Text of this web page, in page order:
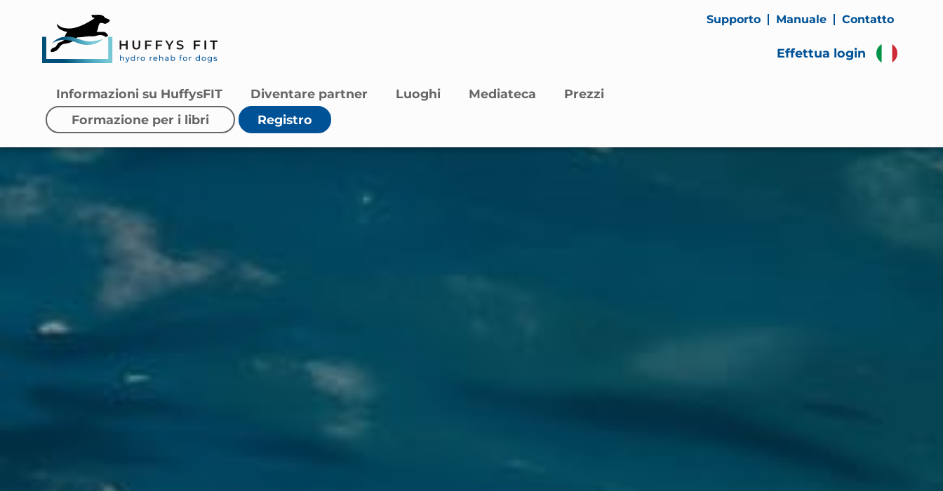
Supporto Manuale Contatto
Effettua login
Informazioni su HuffysFIT Diventare partner Luoghi Mediateca
Prezzi
Registro
Formazione per i libri